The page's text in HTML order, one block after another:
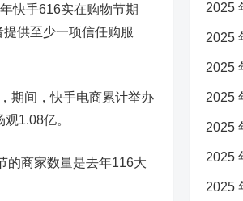
快手616实在购物节期
供至少一项信任购服
期间，快手电商累计举办
1.08亿。
商家数量是去年116大
2025
2025
2025
2025
2025
2025
2025